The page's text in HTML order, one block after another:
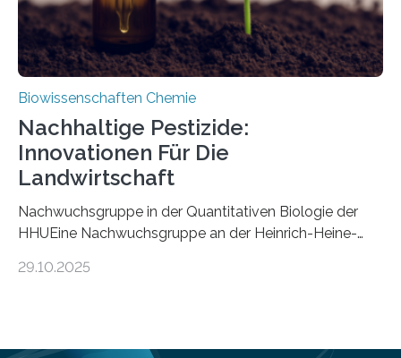
Biowissenschaften Chemie
Nachhaltige Pestizide:
Innovationen Für Die
Landwirtschaft
Nachwuchsgruppe in der Quantitativen Biologie der
HHUEine Nachwuchsgruppe an der Heinrich-Heine-
fünf Jahren erforschen, wie Bakterien auf
29.10.2025